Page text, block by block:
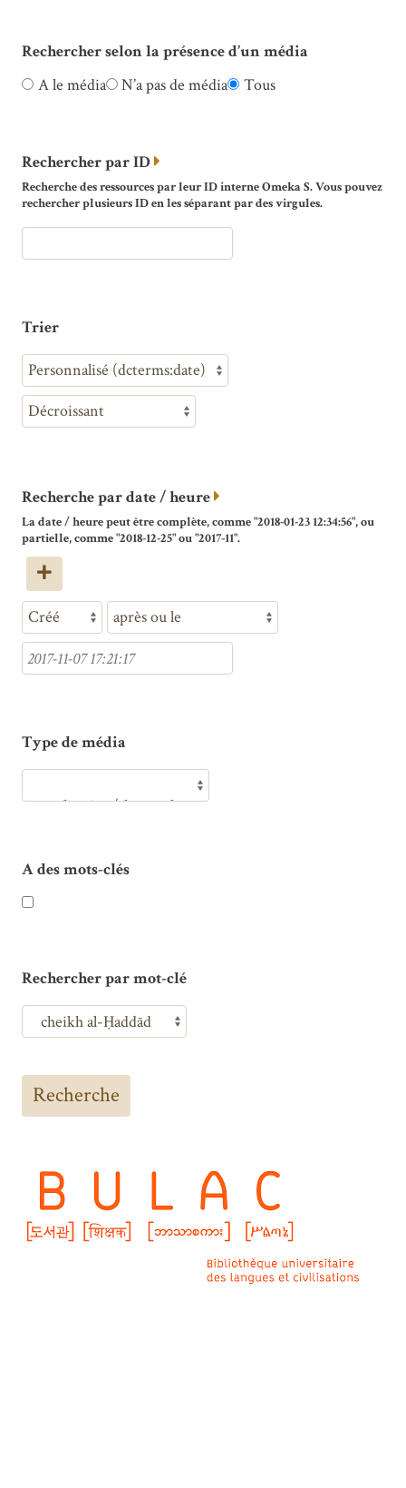
Rechercher selon la présence d’un média
A le média
N’a pas de média Tous
Rechercher par ID
Recherche des ressources par leur ID interne Omeka S. Vous pouvez
rechercher plusieurs ID en les séparant par des virgules.
Trier
Recherche par date / heure
La date / heure peut être complète, comme "2018-01-23 12:34:56", ou
partielle, comme "2018-12-25" ou "2017-11".
Type de média
A des mots-clés
Rechercher par mot-clé